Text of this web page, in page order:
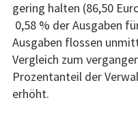
gering halten (86,50
0,58 % der Ausgaben
Ausgaben flossen
Vergleich zum
Prozentanteil der
erhöht.